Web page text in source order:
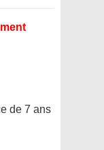
de 7 ans